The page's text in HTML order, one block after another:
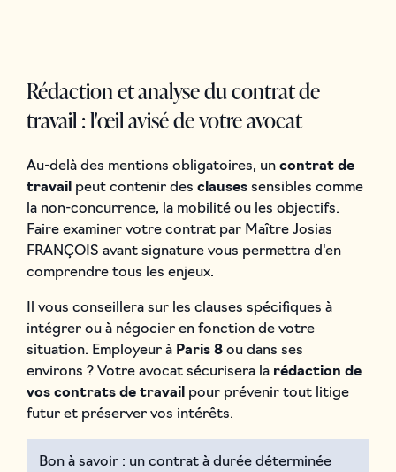
Rédaction et analyse du contrat de
travail : l'œil avisé de votre avocat
Au-delà des mentions obligatoires, un contrat de
travail peut contenir des clausessensibles comme
la non-concurrence, la mobilité ou les objectifs.
Faire examiner votre contrat par Maître Josias
FRANÇOIS avant signature vous permettra d'en
comprendre tous les enjeux.
Il vous conseillera sur les clauses spécifiques à
intégrer ou à négocier en fonction de votre
situation. Employeur à Paris 8ou dans ses
environs ? Votre avocat sécurisera la rédaction de
vos contrats de travail pour prévenir tout litige
futur et préserver vos intérêts.
Bon à savoir : un contrat à durée déterminée